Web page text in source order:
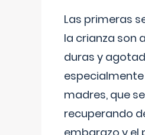
Las primeras
la crianza son
duras y
madres, que
recuperando